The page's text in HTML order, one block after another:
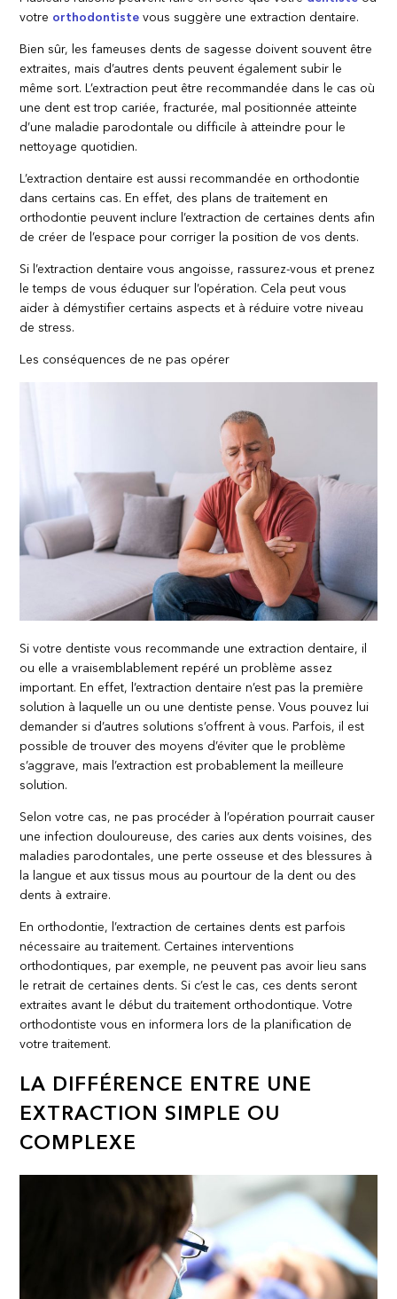
votre orthodontiste vous suggère une extraction dentaire.
Bien sûr, les fameuses dents de sagesse doivent souvent être
extraites, mais d’autres dents peuvent également subir le
même sort. L’extraction peut être recommandée dans le cas où
une dent est trop cariée, fracturée, mal positionnée atteinte
d’une maladie parodontale ou difficile à atteindre pour le
nettoyage quotidien.
L’extraction dentaire est aussi recommandée en orthodontie
dans certains cas. En effet, des plans de traitement en
orthodontie peuvent inclure l’extraction de certaines dents afin
de créer de l’espace pour corriger la position de vos dents.
Si l’extraction dentaire vous angoisse, rassurez-vous et prenez
le temps de vous éduquer sur l’opération. Cela peut vous
aider à démystifier certains aspects et à réduire votre niveau
de stress.
Les conséquences de ne pas opérer
Si votre dentiste vous recommande une extraction dentaire, il
ou elle a vraisemblablement repéré un problème assez
important. En effet, l’extraction dentaire n’est pas la première
solution à laquelle un ou une dentiste pense. Vous pouvez lui
demander si d’autres solutions s’offrent à vous. Parfois, il est
possible de trouver des moyens d’éviter que le problème
s’aggrave, mais l’extraction est probablement la meilleure
solution.
Selon votre cas, ne pas procéder à l’opération pourrait causer
une infection douloureuse, des caries aux dents voisines, des
maladies parodontales, une perte osseuse et des blessures à
la langue et aux tissus mous au pourtour de la dent ou des
dents à extraire.
En orthodontie, l’extraction de certaines dents est parfois
nécessaire au traitement. Certaines interventions
orthodontiques, par exemple, ne peuvent pas avoir lieu sans
le retrait de certaines dents. Si c’est le cas, ces dents seront
extraites avant le début du traitement orthodontique. Votre
orthodontiste vous en informera lors de la planification de
votre traitement.
LA DIFFÉRENCE ENTRE UNE
EXTRACTION SIMPLE OU
COMPLEXE